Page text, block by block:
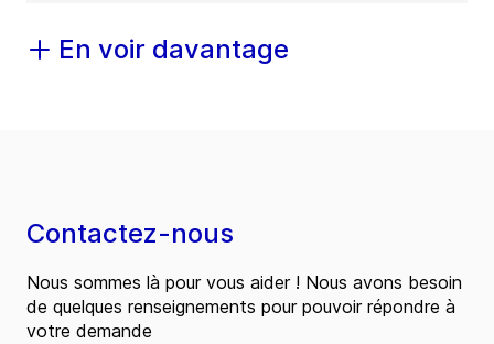
En voir davantage
Contactez-nous
Nous sommes là pour vous aider ! Nous avons besoin
de quelques renseignements pour pouvoir répondre à
votre demande